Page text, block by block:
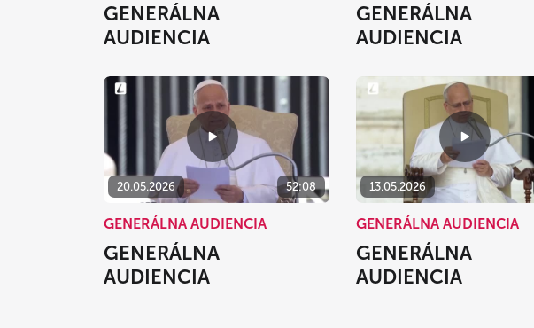
GENERÁLNA
AUDIENCIA
GENERÁLNA
AUDIENCIA
20.05.2026 52:08
GENERÁLNA AUDIENCIA
GENERÁLNA
AUDIENCIA
13.05.2026
GENERÁLNA AUDIENCIA
GENERÁLNA
AUDIENCIA